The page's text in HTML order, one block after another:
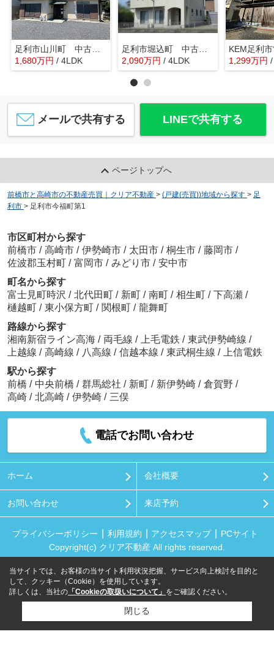
足利市山川町 中古住宅
1,680万円 / 4LDK
足利市堀込町 中古住宅
2,090万円 / 4LDK 1,299万円
メールで共有する LINEで共有する
ページトップへ
前橋市と高崎市の不動産売買｜クリア不動産 > (戸建(売買))地域から探す > 足
利市 > 足利市今福町第1
市区町村から探す
前橋市 / 高崎市 / 伊勢崎市 / 太田市 / 桐生市 / 藤岡市 /
佐波郡玉村町 / 富岡市 / みどり市 / 安中市
町名から探す
富士見町時沢 / 北代田町 / 新町 / 南町 / 相生町 / 下高瀬 /
樋越町 / 東小保方町 / 関根町 / 龍舞町
路線から探す
湘南新宿ライン高海 / 両毛線 / 上毛電鉄 / 東武伊勢崎線 /
上越線 / 高崎線 / 八高線 / 信越本線 / 東武桐生線 /
上信電鉄
駅から探す
前橋 / 中央前橋 / 群馬総社 / 新町 / 新伊勢崎 / 倉賀野 /
高崎 / 北高崎 / 伊勢崎 / 三俣
電話でお問い合わせ
ホーム 会社概要
お問い合わせ 来店予約
プライバシーポリシー 利用規約 アクセスマップ
PCサイト
Copyright(c) クリア不動産 All rights reserved.
当サイトでは、お客様の当サイト利用状況把握、サービス向上検討を目的と
して、クッキー（Cookie）を使用しています。
詳しくは、当社の 「Cookieの取扱いについて」 をご確認ください。
閉じる